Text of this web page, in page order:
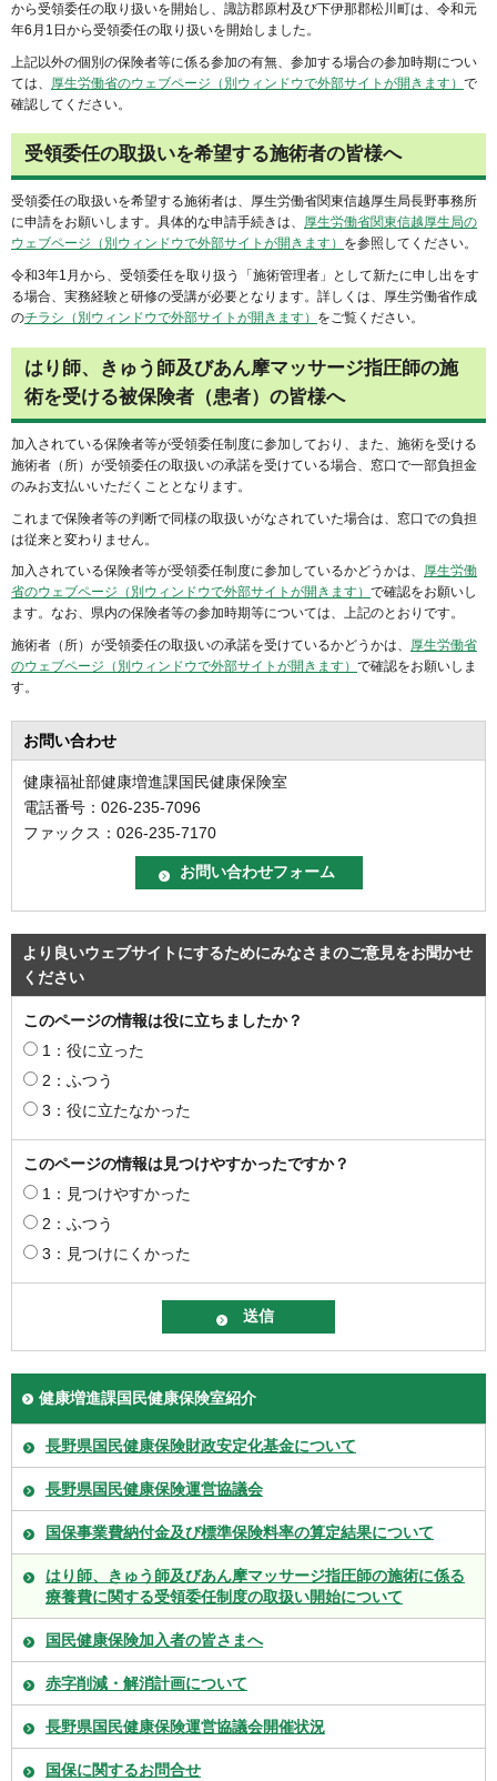
から受領委任の取り扱いを開始し、諏訪郡原村及び下伊那郡松川町は、令和元
年6月1日から受領委任の取り扱いを開始しました。
上記以外の個別の保険者等に係る参加の有無、参加する場合の参加時期につい
ては、 厚生労働省のウェブページ（別ウィンドウで外部サイトが開きます） で
確認してください。
受領委任の取扱いを希望する施術者の皆様へ
受領委任の取扱いを希望する施術者は、厚生労働省関東信越厚生局長野事務所
に申請をお願いします。具体的な申請手続きは、 厚生労働省関東信越厚生局の
ウェブページ（別ウィンドウで外部サイトが開きます） を参照してください。
令和3年1月から、受領委任を取り扱う「施術管理者」として新たに申し出をす
る場合、実務経験と研修の受講が必要となります。詳しくは、厚生労働省作成
のチラシ（別ウィンドウで外部サイトが開きます） をご覧ください。
はり師、きゅう師及びあん摩マッサージ指圧師の施
術を受ける被保険者（患者）の皆様へ
加入されている保険者等が受領委任制度に参加しており、また、施術を受ける
施術者（所）が受領委任の取扱いの承諾を受けている場合、窓口で一部負担金
のみお支払いいただくこととなります。
これまで保険者等の判断で同様の取扱いがなされていた場合は、窓口での負担
は従来と変わりません。
加入されている保険者等が受領委任制度に参加しているかどうかは、 厚生労働
省のウェブページ（別ウィンドウで外部サイトが開きます） で確認をお願いし
ます。なお、県内の保険者等の参加時期等については、上記のとおりです。
施術者（所）が受領委任の取扱いの承諾を受けているかどうかは、 厚生労働省
のウェブページ（別ウィンドウで外部サイトが開きます） で確認をお願いしま
す。
お問い合わせ
健康福祉部健康増進課国民健康保険室
電話番号：026-235-7096
ファックス：026-235-7170
より良いウェブサイトにするためにみなさまのご意見をお聞かせ
ください
このページの情報は役に立ちましたか？
1：役に立った
2：ふつう
3：役に立たなかった
このページの情報は見つけやすかったですか？
1：見つけやすかった
2：ふつう
3：見つけにくかった
健康増進課国民健康保険室紹介
長野県国民健康保険財政安定化基金について
長野県国民健康保険運営協議会
国保事業費納付金及び標準保険料率の算定結果について
はり師、きゅう師及びあん摩マッサージ指圧師の施術に係る
療養費に関する受領委任制度の取扱い開始について
国民健康保険加入者の皆さまへ
赤字削減・解消計画について
長野県国民健康保険運営協議会開催状況
国保に関するお問合せ